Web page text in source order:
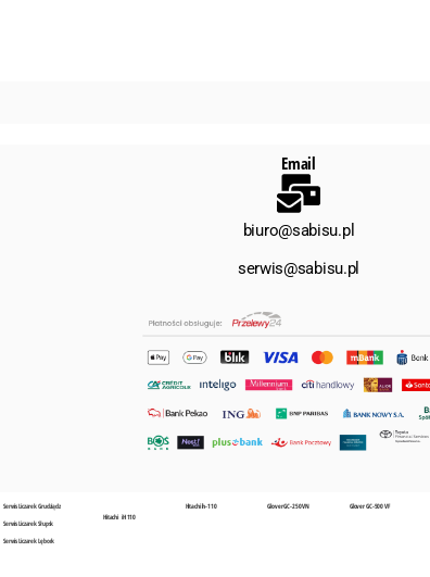
Email
biuro@sabisu.pl
serwis@sabisu.pl
Serwis Liczarek Grudziądz
Serwis Liczarek Słupsk
Serwis Liczarek Lębork
Hitachi iH 110
Hitachi ih-110 Glover GC-250 VN Glover GC-500 VF